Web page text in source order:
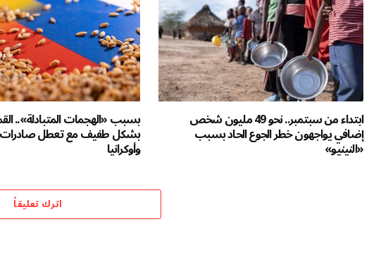
ابتداء من سبتمبر.. نحو 49 مليون شخص
إضافي يواجهون خطر الجوع الحاد بسبب
«النينيو»
بسبب «الهجمات المتبادلة»..
بشكل طفيف مع تعطل صادرات
وأوكرانيا
اترك تعليقاً